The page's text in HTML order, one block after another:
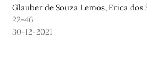
Glauber de Souza Lemos, Erica
22-46
30-12-2021